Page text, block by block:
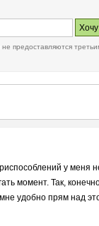
предоставляются
у меня
момент. Так,
удобно прям над